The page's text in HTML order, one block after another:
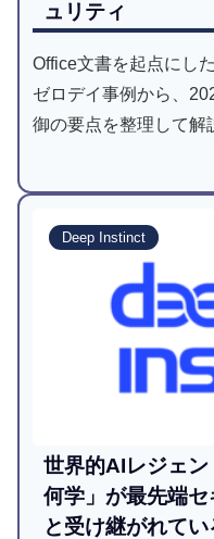
ュリティ
Office文書を起点にし
ゼロデイ事例から、
御の要点を整理して解
Deep Instinct
世界的AIレジェ
何学」が最先端
と受け継がれてい